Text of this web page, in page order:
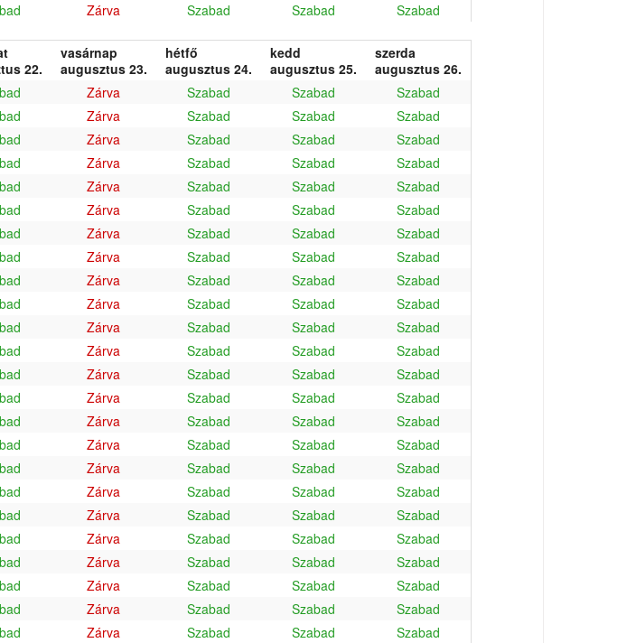
Zárva Szabad Szabad Szabad
22.
vasárnap
augusztus 23.
hétfő
augusztus 24.
kedd
augusztus 25.
szerda
augusztus 26.
Zárva Szabad Szabad
Szabad
Zárva Szabad Szabad
Szabad
Zárva Szabad Szabad
Szabad
Zárva Szabad Szabad
Szabad
Zárva Szabad Szabad
Szabad
Zárva Szabad Szabad
Szabad
Zárva Szabad Szabad
Szabad
Zárva Szabad Szabad
Szabad
Zárva Szabad Szabad
Szabad
Zárva Szabad Szabad
Szabad
Zárva Szabad Szabad
Szabad
Zárva Szabad Szabad
Szabad
Zárva Szabad Szabad
Szabad
Zárva Szabad Szabad
Szabad
Zárva Szabad Szabad
Szabad
Zárva Szabad Szabad
Szabad
Zárva Szabad Szabad
Szabad
Zárva Szabad Szabad
Szabad
Zárva Szabad Szabad
Szabad
Zárva Szabad Szabad
Szabad
Zárva Szabad Szabad
Szabad
Zárva Szabad Szabad
Szabad
Zárva Szabad Szabad
Szabad
Zárva Szabad Szabad Szabad